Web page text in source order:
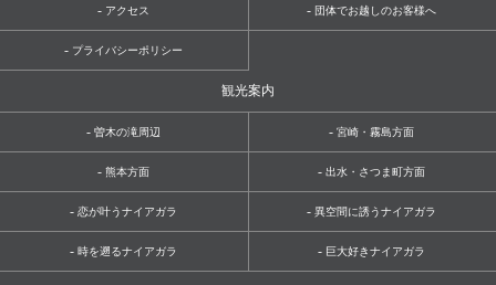
- アクセス - 団体でお越しのお客様へ
- プライバシーポリシー
観光案内
-曽木の滝周辺 -宮崎・霧島方面
-熊本方面 -出水・さつま町方面
-恋が叶うナイアガラ -異空間に誘うナイアガラ
-時を遡るナイアガラ - 巨大好きナイアガラ